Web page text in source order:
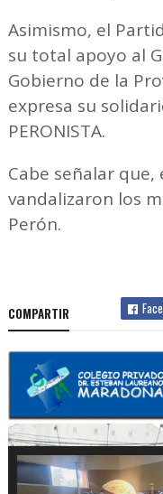
Asimismo, el
su total apoyo al
Gobierno de la
expresa su
PERONISTA.
Cabe señalar
vandalizaron los
Perón.
COMPARTIR